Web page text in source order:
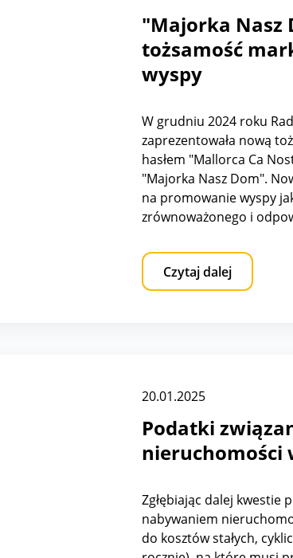
26.01.2025
"Majorka Nasz
tożsamość
W grudniu 2024 roku
zaprezentowała nową
hasłem "Mallorca Ca
"Majorka Nasz Dom".
na promowanie wyspy
bogactwo kulturowe,
innowacyjne podejście
Czytaj dalej
Podatki
nieruchomości